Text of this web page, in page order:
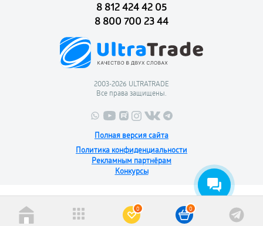
0 0
8 812 424 42 05
8 800 700 23 44
2003-2026 ULTRATRADE
Все права защищены.
Полная версия сайта
Политика конфиденциальности
Рекламным партнёрам
Конкурсы